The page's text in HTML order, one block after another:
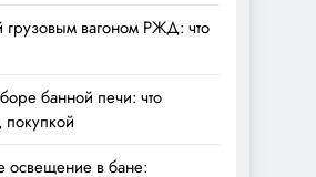
грузовым вагоном РЖД: что
банной печи: что
покупкой
освещение в бане: